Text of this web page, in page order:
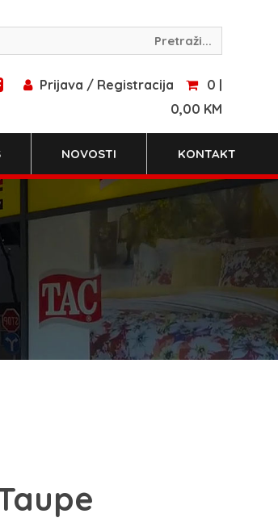
Prijava / Registracija
0 |
0,00 KM
NOVOSTI KONTAKT